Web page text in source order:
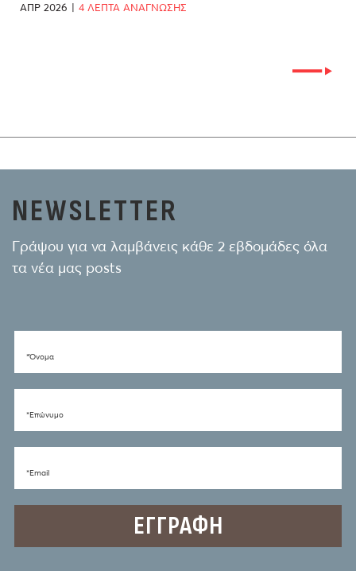
ΑΠΡ 2026 | 4 ΛΕΠΤΑ ΑΝΑΓΝΩΣΗΣ
NEWSLETTER
Γράψου για να λαμβάνεις κάθε 2 εβδομάδες όλα
τα νέα μας posts
*Όνομα
*Eπώνυμο
*Email